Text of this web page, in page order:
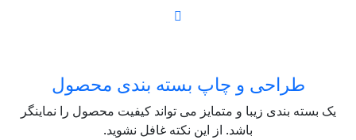
طراحی و چاپ بسته بندی محصول
یک بسته بندی زیبا و متمایز می تواند کیفیت محصول را نماینگر
باشد. از این نکته غافل نشوید.